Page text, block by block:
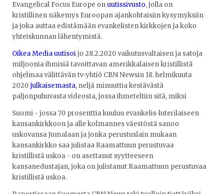
Evangelical Focus Europe onuutissivusto, jolla on
kristillinen näkemys Euroopan ajankohtaisiin kysymyksiin
ja joka auttaa edistämään evankelisten kirkkojen ja koko
yhteiskunnan lähentymistä.
Oikea Media uutisoijo 28.2.2020 vaikutusvaltaisen ja satoja
miljoonia ihmisiä tavoittavan amerikkalaisen kristillistä
ohjelmaa välittävän tv-yhtiö CBN Newsin 18. helmikuuta
2020 julkaisemasta, neljä minuuttia kestävästä
paljonpuhuvasta videosta, jossa ihmeteltiin sitä, miksi
Suomi - jossa 70 prosenttia kuuluu evankelis-luterilaiseen
kansankirkkoon ja alle kolmannes väestöstä sanoo
uskovansa Jumalaan ja jonka perustuslain mukaan
kansankirkko saa julistaa Raamattuun perustuvaa
kristillistä uskoa - on asettanut syytteeseen
kansanedustajan, joka on julistanut Raamattuun perustuvaa
kristillistä uskoa.